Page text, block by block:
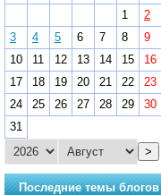
1
2
3
4 5 6 7 8
9
10
11 12 13 14 15
16
17
18 19 20 21 22
23
24
25 26 27 28 29
30
31
>
Последние темы блогов